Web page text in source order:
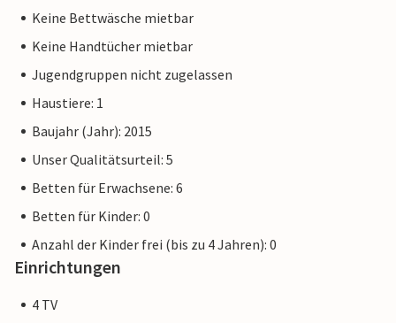
Keine Bettwäsche mietbar
Keine Handtücher mietbar
Jugendgruppen nicht zugelassen
Haustiere: 1
Baujahr (Jahr): 2015
Unser Qualitätsurteil: 5
Betten für Erwachsene: 6
Betten für Kinder: 0
Anzahl der Kinder frei (bis zu 4 Jahren): 0
Einrichtungen
4 TV